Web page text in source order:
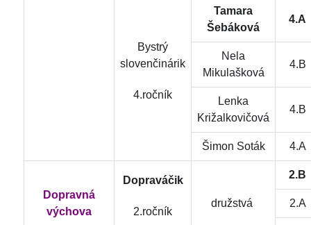
Bystrý
slovenčinárik
4.ročník
Tamara
Šebáková
4.A
Nela
Mikulašková
4.B
Lenka
Križalkovičová
4.B
Šimon Soták 4.A
Dopravná
výchova
Dopraváčik
2.ročník
družstvá
2.B
2.A